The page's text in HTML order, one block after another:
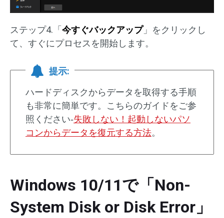
ステップ4.「 今すぐバックアップ」をクリックし
て、すぐにプロセスを開始します。
提示:
ハードディスクからデータを取得する手順
も非常に簡単です。こちらのガイドをご参
照ください‐失敗しない！起動しないパソ
コンからデータを復元する方法。
Windows 10/11で「Non-
System Disk or Disk Error」